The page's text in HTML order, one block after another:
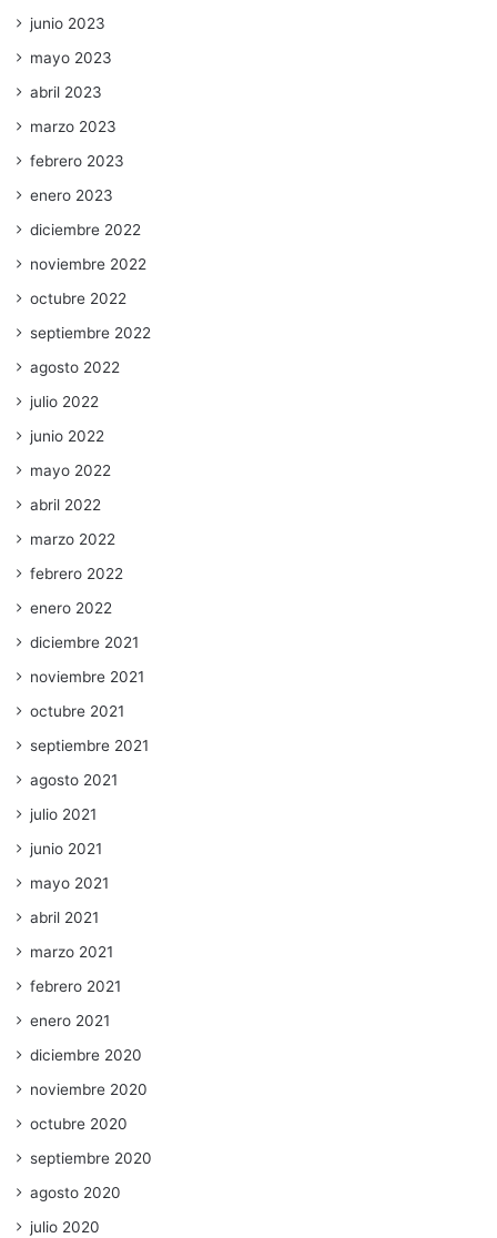
junio 2023
mayo 2023
abril 2023
marzo 2023
febrero 2023
enero 2023
diciembre 2022
noviembre 2022
octubre 2022
septiembre 2022
agosto 2022
julio 2022
junio 2022
mayo 2022
abril 2022
marzo 2022
febrero 2022
enero 2022
diciembre 2021
noviembre 2021
octubre 2021
septiembre 2021
agosto 2021
julio 2021
junio 2021
mayo 2021
abril 2021
marzo 2021
febrero 2021
enero 2021
diciembre 2020
noviembre 2020
octubre 2020
septiembre 2020
agosto 2020
julio 2020